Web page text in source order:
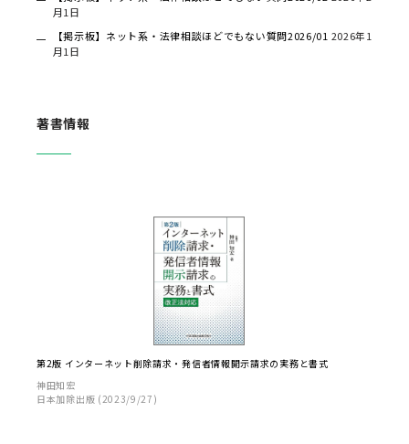
月1日
【掲示板】ネット系・法律相談ほどでもない質問2026/01 2026年1
月1日
著書情報
第2版 インターネット削除請求・発信者情報開示請求の実務と書式
神田知宏
日本加除出版 (2023/9/27)